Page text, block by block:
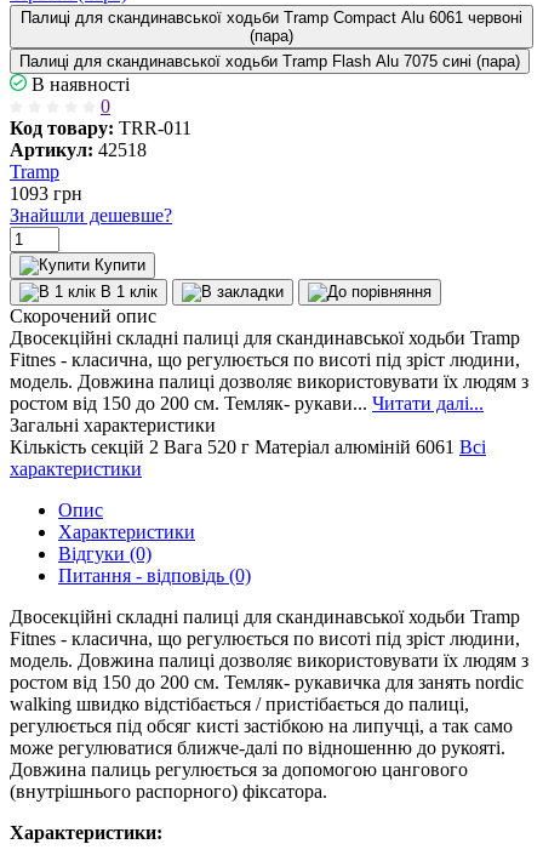
Палиці для скандинавської ходьби Tramp Compact Alu 6061 червоні
(пара)
Палиці для скандинавської ходьби Tramp Flash Alu 7075 сині (пара)
В наявності
0
Код товару: TRR-011
Артикул: 42518
Tramp
1093 грн
Знайшли дешевше?
Купити
В 1 клік
Скорочений опис
Двосекційні складні палиці для скандинавської ходьби Tramp
Fitnes - класична, що регулюється по висоті під зріст людини,
модель. Довжина палиці дозволяє використовувати їх людям з
ростом від 150 до 200 см. Темляк- рукави... Читати далі...
Загальні характеристики
Кількість секцій 2 Вага 520 г Матеріал алюміній 6061 Всі
характеристики
Опис
Характеристики
Відгуки (0)
Питання - відповідь (0)
Двосекційні складні палиці для скандинавської ходьби Tramp
Fitnes - класична, що регулюється по висоті під зріст людини,
модель. Довжина палиці дозволяє використовувати їх людям з
ростом від 150 до 200 см. Темляк- рукавичка для занять nordic
walking швидко відстібається / пристібається до палиці,
регулюється під обсяг кисті застібкою на липучці, а так само
може регулюватися ближче-далі по відношенню до рукояті.
Довжина палиць регулюється за допомогою цангового
(внутрішнього распорного) фіксатора.
Характеристики: